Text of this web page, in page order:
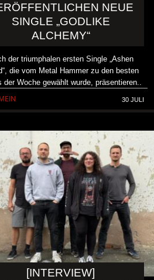
NEUE
SINGLE „GODLIKE
ALCHEMY“
der triumphalen ersten Single „Ashen
die vom Metal Hammer zu den besten
der Woche gewählt wurde, präsentieren..
30 JULI
[INTERVIEW]
KAI HANSEN DIE ZWEITE
TO LIFE“ AUS SEINEM
SOLOALBUM „BORN WITH A
ALLGEMEIN